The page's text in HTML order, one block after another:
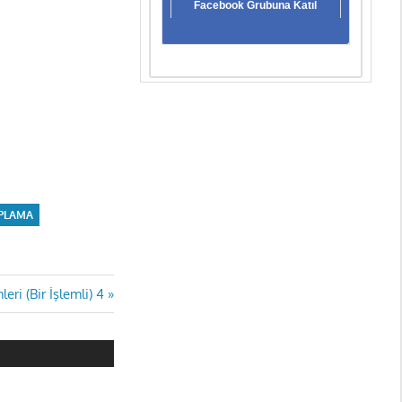
(Bir İşlemli) 4
Facebook Grubuna Katıl